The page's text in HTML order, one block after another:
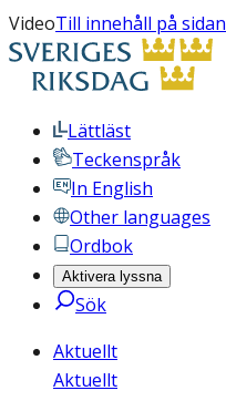
VideoTill innehåll på sidan
Lättläst
Teckenspråk
In English
Other languages
Ordbok
Aktivera lyssna
Sök
Aktuellt
Aktuellt